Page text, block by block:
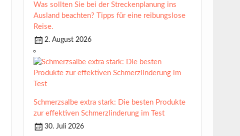
Was sollten Sie bei der Streckenplanung ins
Ausland beachten? Tipps für eine reibungslose
Reise.
2. August 2026
Schmerzsalbe extra stark: Die besten Produkte
zur effektiven Schmerzlinderung im Test
30. Juli 2026